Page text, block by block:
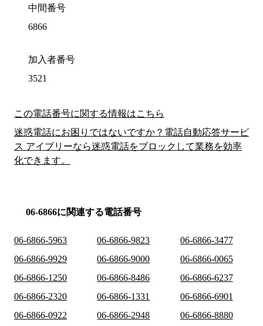
中間番号
6866
加入者番号
3521
この電話番号に関する情報はこちら
迷惑電話にお困りではないですか？電話自動応答サービ
ス アイブリーなら迷惑電話をブロックして業務を効率
化できます。
06-6866に関連する電話番号
06-6866-5963 06-6866-9823
06-6866-3477
06-6866-9929
06-6866-9000
06-6866-0065
06-6866-1250
06-6866-8486
06-6866-6237
06-6866-2320
06-6866-1331
06-6866-6901
06-6866-0922
06-6866-2948
06-6866-8880